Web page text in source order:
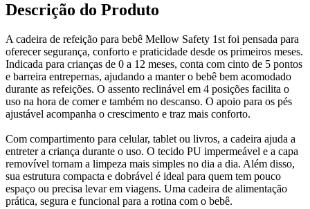
Descrição do Produto
A cadeira de refeição para bebê Mellow Safety 1st foi pensada para
oferecer segurança, conforto e praticidade desde os primeiros meses.
Indicada para crianças de 0 a 12 meses, conta com cinto de 5 pontos
e barreira entrepernas, ajudando a manter o bebê bem acomodado
durante as refeições. O assento reclinável em 4 posições facilita o
uso na hora de comer e também no descanso. O apoio para os pés
ajustável acompanha o crescimento e traz mais conforto.
Com compartimento para celular, tablet ou livros, a cadeira ajuda a
entreter a criança durante o uso. O tecido PU impermeável e a capa
removível tornam a limpeza mais simples no dia a dia. Além disso,
sua estrutura compacta e dobrável é ideal para quem tem pouco
espaço ou precisa levar em viagens. Uma cadeira de alimentação
prática, segura e funcional para a rotina com o bebê.